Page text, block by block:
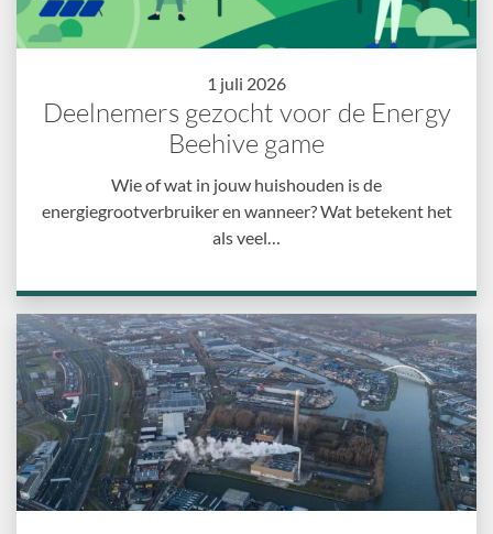
1 juli 2026
Deelnemers gezocht voor de Energy
Beehive game
Wie of wat in jouw huishouden is de
energiegrootverbruiker en wanneer? Wat betekent het
als veel…